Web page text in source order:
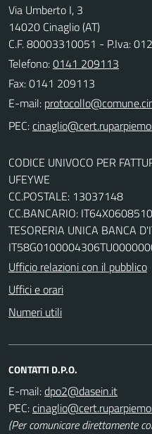
Via Umberto I, 3
14020 Cinaglio (AT)
C.F. 80003310051 - P.Iva:
Telefono:0141 209113
Fax: 0141 209113
E-mail:
PEC:
CODICE UNIVOCO PER
UFEYWE
CC.POSTALE: 13037148
CC.BANCARIO:
TESORERIA UNICA BANCA
Ufficio relazioni con il pubblico
Uffici e orari
Numeri utili
CONTATTI D.P.O.
E-mail:
PEC:
(Per comunicare direttamente